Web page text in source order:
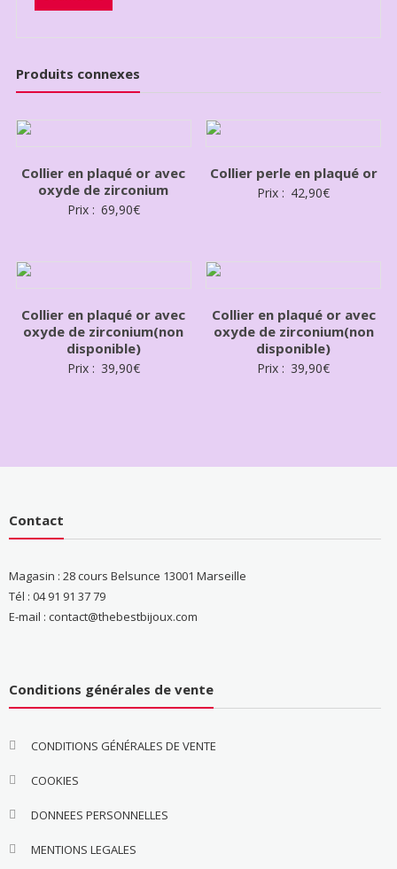
Produits connexes
Collier en plaqué or avec
oxyde de zirconium
Prix : 69,90€
Collier perle en plaqué or
Prix : 42,90€
Collier en plaqué or avec
oxyde de zirconium(non
disponible)
Prix : 39,90€
Collier en plaqué or avec
oxyde de zirconium(non
disponible)
Prix : 39,90€
Contact
Magasin : 28 cours Belsunce 13001 Marseille
Tél : 04 91 91 37 79
E-mail : contact@thebestbijoux.com
Conditions générales de vente
CONDITIONS GÉNÉRALES DE VENTE
COOKIES
DONNEES PERSONNELLES
MENTIONS LEGALES